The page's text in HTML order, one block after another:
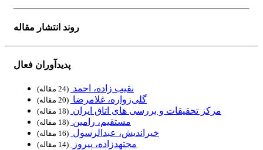
روند انتشار مقاله
پدیدآوران فعال
نقیب زاده، احمد ‏ (24 مقاله)
گلی‌زواره، غلامرضا ‏ (20 مقاله)
مرکز تحقیقات و بررسی های اتاق ایران ‏ (18 مقاله)
مستقیم، رامین ‏ (18 مقاله)
خیراندیش، عبدالرسول ‏ (16 مقاله)
مجتهدزاده، پیروز ‏ (14 مقاله)